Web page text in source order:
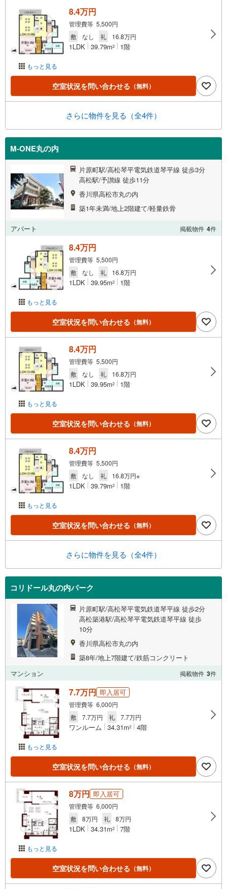
もっと見る
8.4万円
管理費等 5,500円
敷
なし 礼 16.8万円
1LDK 39.79m2 1階
空室状況を問い合わせる （無料）
さらに物件を見る（全4件）
M-ONE丸の内
片原町駅/高松琴平電気鉄道琴平線 徒歩3分
高松駅/予讃線 徒歩11分
香川県高松市丸の内
築1年未満/地上2階建て/軽量鉄骨
アパート 掲載物件 4件
もっと見る
8.4万円
管理費等 5,500円
敷
なし 礼 16.8万円
1LDK 39.95m2 1階
空室状況を問い合わせる （無料）
もっと見る
8.4万円
管理費等 5,500円
敷
なし 礼 16.8万円
1LDK 39.95m2 1階
空室状況を問い合わせる （無料）
もっと見る
8.4万円
管理費等 5,500円
敷
なし 礼 16.8万円※
1LDK 39.79m2 1階
空室状況を問い合わせる （無料）
さらに物件を見る（全4件）
コリドール丸の内パーク
片原町駅/高松琴平電気鉄道琴平線 徒歩2分
高松築港駅/高松琴平電気鉄道琴平線 徒歩
10分
香川県高松市丸の内
築8年/地上7階建て/鉄筋コンクリート
マンション
掲載物件 3件
もっと見る
7.7万円 即入居可
管理費等 6,000円
敷
7.7万円 礼 7.7万円
ワンルーム 34.31m2 4階
空室状況を問い合わせる （無料）
もっと見る
8万円 即入居可
管理費等 6,000円
敷
8万円 礼 8万円
1LDK 34.31m2 7階
空室状況を問い合わせる （無料）